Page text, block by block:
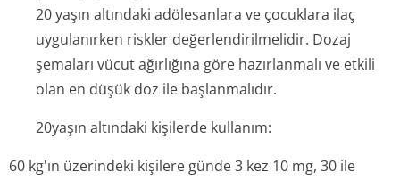
20 yaşın altındaki adölesanlara ve çocuklara ilaç
uygulanırken riskler değerlendiril­melidir. Dozaj
şemaları vücut ağırlığına göre hazırlanmalı ve etkili
olan en düşük doz ile başlanmalıdır.
20yaşın altındaki kişilerde kullanım:
60 kg'ın üzerindeki kişilere günde 3 kez 10 mg, 30 ile